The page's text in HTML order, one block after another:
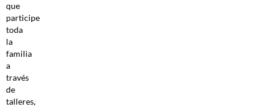
que
participe
toda
la
familia
a
través
de
talleres,